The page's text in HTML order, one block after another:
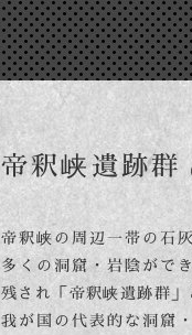
帝釈峡遺跡群
帝釈峡の周辺一帯の石
多くの洞窟・岩陰がで
残され「帝釈峡遺跡群」
我が国の代表的な洞窟